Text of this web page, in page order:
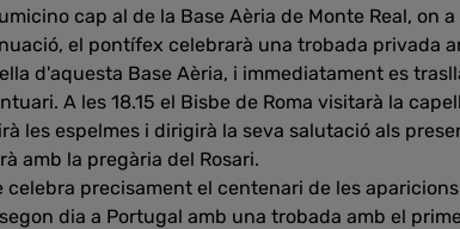
cap al de la Base Aèria de Monte Real, on
el pontífex celebrarà una trobada privada
d'aquesta Base Aèria, i immediatament es
A les 18.15 el Bisbe de Roma visitarà la
les espelmes i dirigirà la seva salutació als
amb la pregària del Rosari.
celebra precisament el centenari de les
dia a Portugal amb una trobada amb el